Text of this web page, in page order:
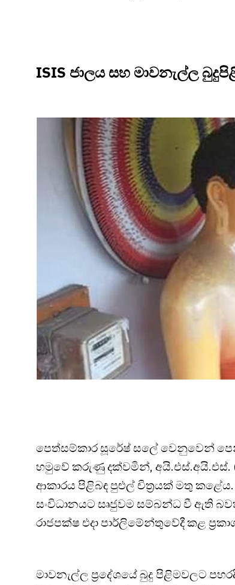
ISIS ජාලය සහ මාවනැල්ල
පෙත්සම්කාර සූරේෂ් සලේ වෙනුවෙන්
හමුවේ කරුණු දක්වමින්, අයි.එස්.අයි.එස්.
ආකාරය පිළිබඳ පුළුල් චිත්‍රයක් මතු කළේය.
සංවිධානයට සෘජුවම සම්බන්ධ වී ඇති
රාජපක්ෂ එදා පාර්ලිමේන්තුවේදී කළ
මාවනැල්ල ප්‍රදේශයේ බුදු පිළිමවලට